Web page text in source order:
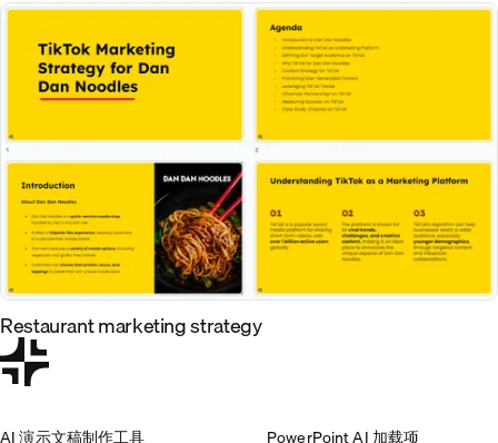
Restaurant marketing strategy
AI 演示文稿制作工具
PowerPoint AI 加载项